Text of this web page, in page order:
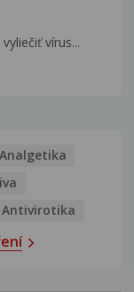
vírus...
Analgetika
Antivirotika